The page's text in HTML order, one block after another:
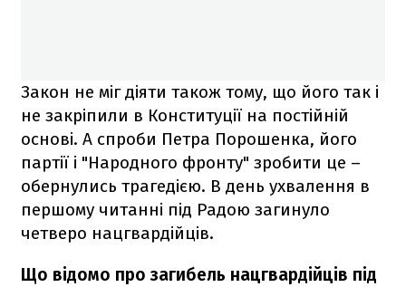
Закон не міг діяти також тому, що його так і
не закріпили в Конституції на постійній
основі. А спроби Петра Порошенка, його
партії і "Народного фронту" зробити це –
обернулись трагедією. В день ухвалення в
першому читанні під Радою загинуло
четверо нацгвардійців.
Що відомо про загибель нацгвардійців під